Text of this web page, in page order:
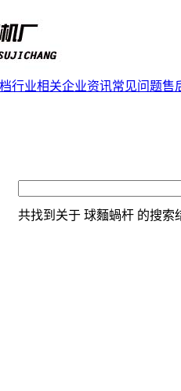
行业相关企业资讯常见问题售
共找到关于 球麵蝸杆 的搜索